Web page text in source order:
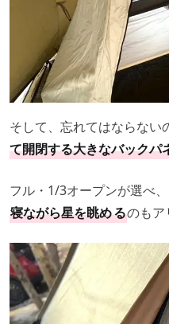
そして、忘れてはならない
て開閉する大きなバックパ
フル・1/3オープンが選べ
寝ながら星を眺めるのもア